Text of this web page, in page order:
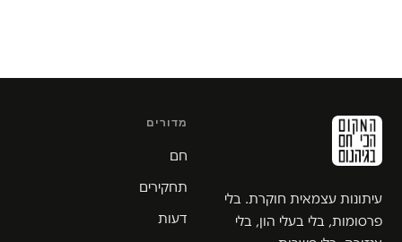
עיתונות עצמאית חוקרת. בלי
פרסומות, בלי בעלי הון, בלי
מדורים
חם
תחקירים
דעות